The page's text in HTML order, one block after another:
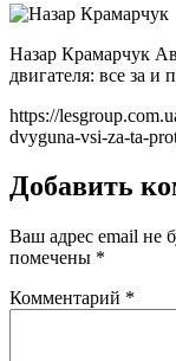
Назар Крамарчук
двигателя: все за и
https://
dvyguna-vsi-za-ta-
Добавить
Ваш адрес email не
помечены *
Комментарий *